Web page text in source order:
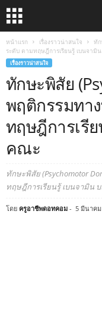
หน้าแรก เรื่องราวน่าสนใจ
ทั
ระดับ ตามทฤษฎีการเรียนรู้ เบนจามิ
เรื่องราวน่าสนใจ
ทักษะพิสัย
พฤติกรรมทา
ทฤษฎีการเรี
คณะ
ทักษะพิสัย (Psychomotor
ทฤษฎีการเรียนรู้ เบนจามิน
โดย ครูอาชีพดอทคอม - 5 มีนาคม